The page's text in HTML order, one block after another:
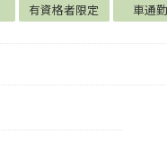
有資格者限定 車通